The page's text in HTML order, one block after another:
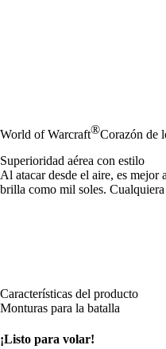
World of Warcraft®Corazón de
Superioridad aérea con estilo
Al atacar desde el aire, es
brilla como mil soles. Cualquiera
Características del producto
Monturas para la batalla
¡Listo para volar!